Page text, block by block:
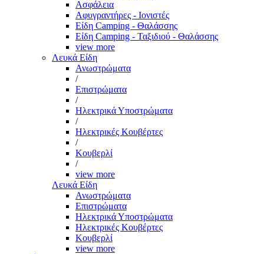
Ασφάλεια
Αφυγραντήρες - Ιονιστές
Είδη Camping - Θαλάσσης
Είδη Camping - Ταξιδιού - Θαλάσσης
view more
Λευκά Είδη
Ανωστρώματα
/
Επιστρώματα
/
Ηλεκτρικά Υποστρώματα
/
Ηλεκτρικές Κουβέρτες
/
Κουβερλί
/
view more
Λευκά Είδη
Ανωστρώματα
Επιστρώματα
Ηλεκτρικά Υποστρώματα
Ηλεκτρικές Κουβέρτες
Κουβερλί
view more